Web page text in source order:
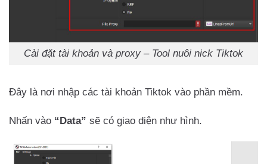
Cài đặt tài khoản và proxy – Tool nuôi nick Tiktok
Đây là nơi nhập các tài khoản Tiktok vào phần mềm.
Nhấn vào “Data” sẽ có giao diện như hình.